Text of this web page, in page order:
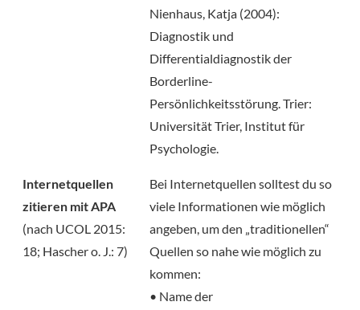
Nienhaus, Katja (2004):
Diagnostik und
Differentialdiagnostik der
Borderline-
Persönlichkeitsstörung. Trier:
Universität Trier, Institut für
Psychologie.
Internetquellen
zitieren mit APA
(nach UCOL 2015:
18; Hascher o. J.: 7)
Bei Internetquellen solltest du so
viele Informationen wie möglich
angeben, um den „traditionellen“
Quellen so nahe wie möglich zu
kommen:
• Name der